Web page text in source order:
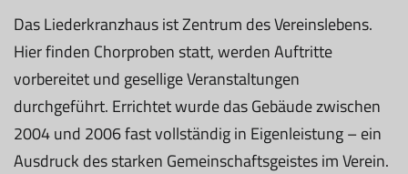
Das Liederkranzhaus ist Zentrum des Vereinslebens.
Hier finden Chorproben statt, werden Auftritte
vorbereitet und gesellige Veranstaltungen
durchgeführt. Errichtet wurde das Gebäude zwischen
2004 und 2006 fast vollständig in Eigenleistung – ein
Ausdruck des starken Gemeinschaftsgeistes im Verein.